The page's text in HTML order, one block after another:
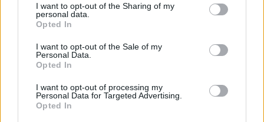
not limited to your visit or usage behaviour. You may click to
grant or deny consent to Google and its third-party tags to
use your data for below specified purposes in below Google
consent section.
I want to opt-out of the Sharing of my
personal data.
Opted In
I want to opt-out of the Sale of my
Personal Data.
Opted In
I want to opt-out of processing my
Personal Data for Targeted Advertising.
Opted In
TελευταίεςΕιδήσειςγια την Παιδεία και την